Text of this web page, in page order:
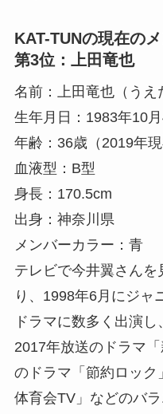
KAT-TUNの現在の
第3位：上田竜也
名前：上田竜也（う
生年月日：1983年10
年齢：36歳（2019年現
血液型：B型
身長：170.5cm
出身：神奈川県
メンバーカラー：青
テレビで今井翼さん
り、1998年6月にジャ
ドラマに数多く出演し
2017年放送のドラマ
のドラマ「節約ロッ
体育会TV」などのバ